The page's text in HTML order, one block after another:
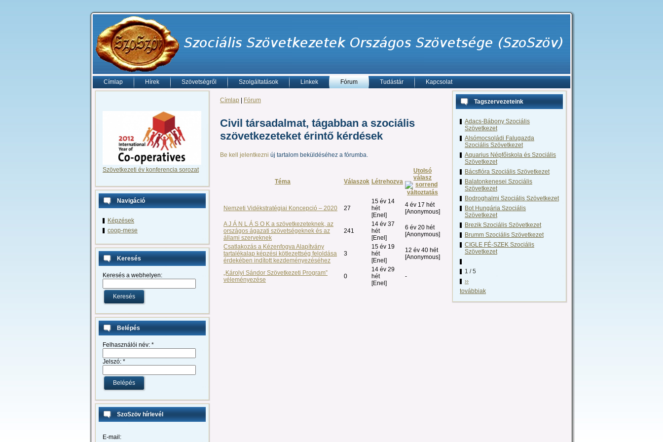
Címlap Hírek Szövetségről Szolgáltatások Linkek Fórum Tudástár Kapcsolat
Szövetkezeti év konferencia sorozat
Navigáció
Képzések
coop-mese
Keresés
Keresés a webhelyen:
Belépés
Felhasználói név: *
Jelszó: *
SzoSzöv hírlevél
E-mail:
Címlap Fórum
Civil társadalmat, tágabban a szociális
szövetkezeteket érintő kérdések
Be kell jelentkezni új tartalom beküldéséhez a fórumba.
Téma Válaszok Létrehozva
Utolsó
válasz
Nemzeti Vidékstratégiai Koncepció – 2020 27
15 év 14
hét
[Enel]
4 év 17 hét
[Anonymous]
A J Á N L Á S O K a szövetkezeteknek, az
országos ágazati szövetségeknek és az
állami szerveknek
241
14 év 37
hét
[Enel]
6 év 20 hét
[Anonymous]
Csatlakozás a Kézenfogva Alapítvány
tartalékalap képzési kötlezettség feloldása
érdekében indított kezdeményezéséhez
3
15 év 19
hét
[Enel]
12 év 40 hét
[Anonymous]
„Károlyi Sándor Szövetkezeti Program”
véleményezése
0
14 év 29
hét
[Enel]
-
Tagszervezeteink
Adacs-Bábony Szociális
Szövetkezet
Alsómocsoládi Falugazda
Szociális Szövetkezet
Aquarius Népfőiskola és Szociális
Szövetkezet
Bácsflóra Szociális Szövetkezet
Balatonkenesei Szociális
Szövetkezet
Bodroghalmi Szociális Szövetkezet
Bot Hungária Szociális
Szövetkezet
Brezik Szociális Szövetkezet
Brumm Szociális Szövetkezet
CIGLE FÉ-SZEK Szociális
Szövetkezet
1 / 5
››
továbbiak